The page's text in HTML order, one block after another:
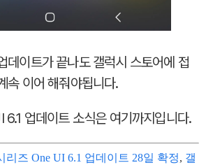
데이트가 끝나도 갤럭시 스토어에 접
속 이어 해줘야됩니다.
업데이트 소식은 여기까지입니다.
리즈 One UI 6.1 업데이트 28일 확정, 갤